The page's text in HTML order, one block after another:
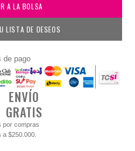
A LA BOLSA
LISTA DE DESEOS
de pago
ENVÍO
GRATIS
por compras
$250.000.